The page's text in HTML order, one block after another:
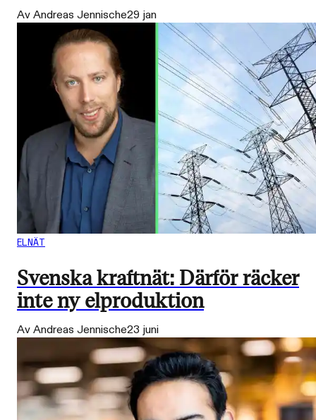
Av Andreas Jennische29 jan
ELNÄT
Svenska kraftnät: Därför räcker
inte ny elproduktion
Av Andreas Jennische23 juni